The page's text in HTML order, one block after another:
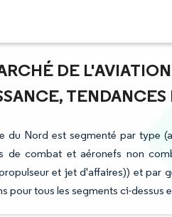
DE
du Nord est segmenté par type
de combat et aéronefs non
et jet d'affaires)) et par
pour tous les segments ci-dessus